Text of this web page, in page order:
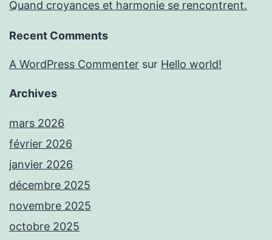
Quand croyances et harmonie se rencontrent.
Recent Comments
A WordPress Commenter sur Hello world!
Archives
mars 2026
février 2026
janvier 2026
décembre 2025
novembre 2025
octobre 2025